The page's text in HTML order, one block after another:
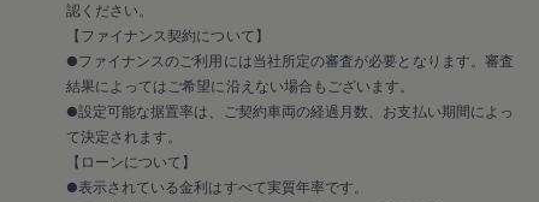
プレスリリース
2025
2024
2023
2022
2021
2020
2019
2018
認ください。
【ファイナンス契約について】
●ファイナンスのご利用には当社所定の審査が必要となります。審査
結果によってはご希望に沿えない場合もございます。
●設定可能な据置率は、ご契約車両の経過月数、お支払い期間によっ
て決定されます。
【ローンについて】
●表示されている金利はすべて実質年率です。